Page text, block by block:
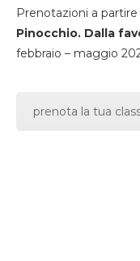
Prenotazioni a
Pinocchio. Dalla
febbraio – maggio
prenota la tua